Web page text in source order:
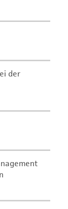
der